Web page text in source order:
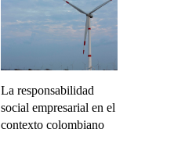
La responsabilidad
social empresarial en el
contexto colombiano